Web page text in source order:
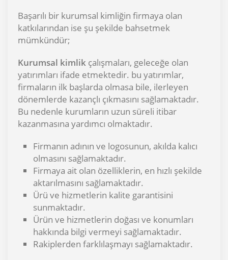
Başarılı bir kurumsal kimliğin firmaya olan
katkılarından ise şu şekilde bahsetmek
mümkündür;
Kurumsal kimlik çalışmaları, geleceğe olan
yatırımları ifade etmektedir. bu yatırımlar,
firmaların ilk başlarda olmasa bile, ilerleyen
dönemlerde kazançlı çıkmasını sağlamaktadır.
Bu nedenle kurumların uzun süreli itibar
kazanmasına yardımcı olmaktadır.
Firmanın adının ve logosunun, akılda kalıcı
olmasını sağlamaktadır.
Firmaya ait olan özelliklerin, en hızlı şekilde
aktarılmasını sağlamaktadır.
Ürü ve hizmetlerin kalite garantisini
sunmaktadır.
Ürün ve hizmetlerin doğası ve konumları
hakkında bilgi vermeyi sağlamaktadır.
Rakiplerden farklılaşmayı sağlamaktadır.